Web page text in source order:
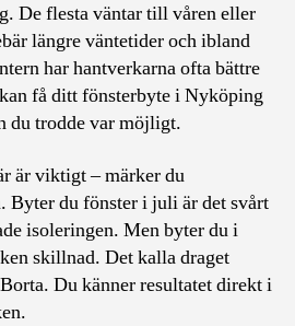
De flesta väntar till våren eller
längre väntetider och ibland
har hantverkarna ofta bättre
få ditt fönsterbyte i Nyköping
du trodde var möjligt.
är viktigt – märker du
Byter du fönster i juli är det svårt
isoleringen. Men byter du i
skillnad. Det kalla draget
Du känner resultatet direkt i